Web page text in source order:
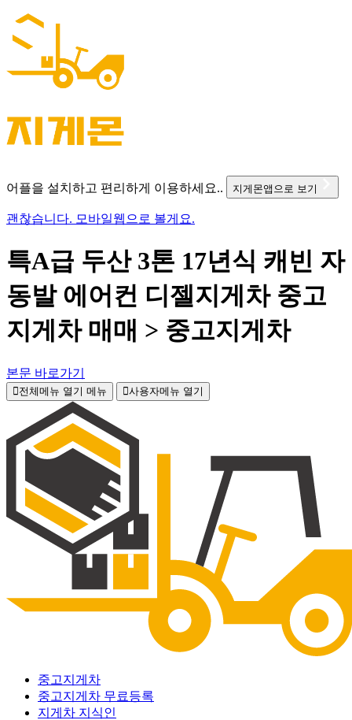
어플을 설치하고 편리하게 이용하세요.. 지게몬앱으로 보기
괜찮습니다. 모바일웹으로 볼게요.
특A급 두산 3톤 17년식 캐빈 자
동발 에어컨 디젤지게차 중고
지게차 매매 > 중고지게차
본문 바로가기
전체메뉴 열기 메뉴 사용자메뉴 열기
중고지게차
중고지게차 무료등록
지게차 지식인